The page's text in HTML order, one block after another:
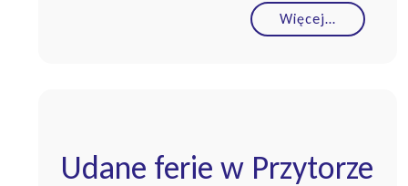
Więcej…
Udane ferie w Przytorze